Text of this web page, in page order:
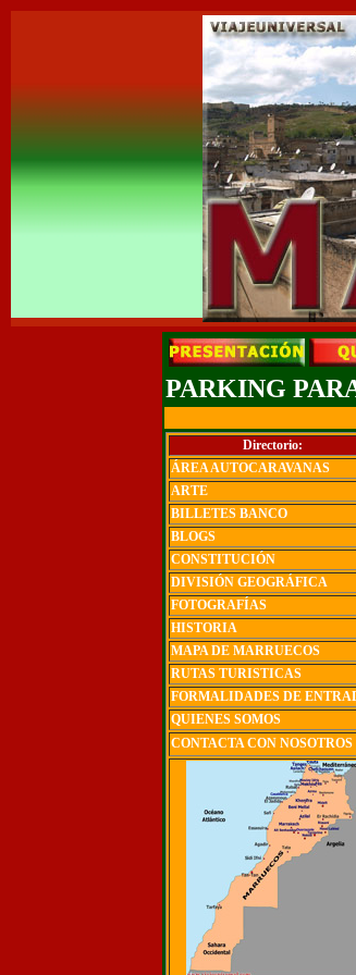
PARKING
Directorio:
ÁREA AUTOCARAVANAS
ARTE
BILLETES BANCO
BLOGS
CONSTITUCIÓN
DIVISIÓN GEOGRÁFICA
FOTOGRAFÍAS
HISTORIA
MAPA DE MARRUECOS
RUTAS TURISTICAS
FORMALIDADES DE
QUIENES SOMOS
CONTACTA CON NOSOTROS